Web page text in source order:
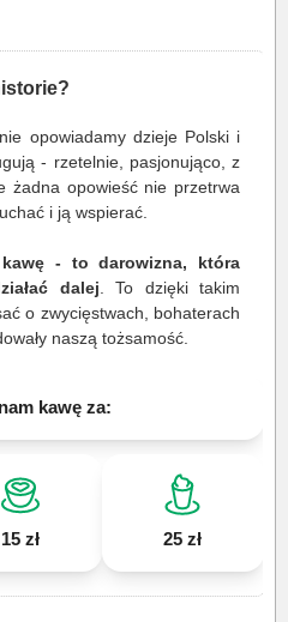
opowiadamy dzieje Polski i
- rzetelnie, pasjonująco, z
żadna opowieść nie przetrwa
i ją wspierać.
- to darowizna, która
dalej . To dzięki takim
o zwycięstwach, bohaterach
naszą tożsamość.
kawę za:
15 zł 25 zł